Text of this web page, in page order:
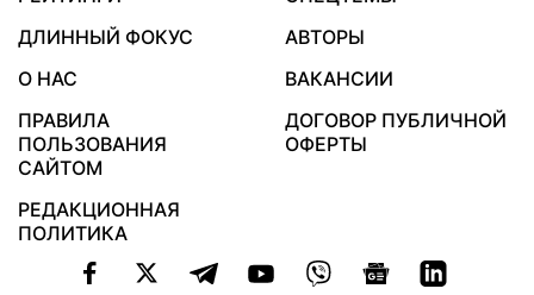
ДЛИННЫЙ ФОКУС
АВТОРЫ
О НАС
ВАКАНСИИ
ПРАВИЛА
ПОЛЬЗОВАНИЯ
САЙТОМ
ДОГОВОР ПУБЛИЧНОЙ
ОФЕРТЫ
РЕДАКЦИОННАЯ
ПОЛИТИКА